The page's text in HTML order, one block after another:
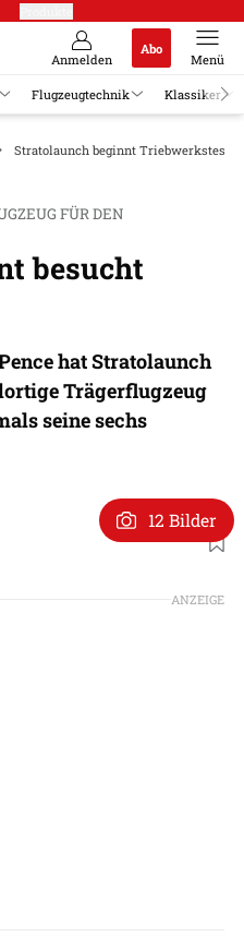
Anmelden
Abo
Menü
Flugzeugtechnik Klassiker
Stratolaunch beginnt Triebwerkstests
FÜR DEN
besucht
hat Stratolaunch
Trägerflugzeug
seine sechs
12 Bilder
ANZEIGE